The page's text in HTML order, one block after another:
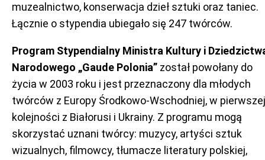
muzealnictwo, konserwacja dzieł sztuki oraz taniec.
Łącznie o stypendia ubiegało się 247 twórców.
Program Stypendialny Ministra Kultury i
Narodowego „Gaude Polonia” został powołany do
życia w 2003 roku i jest przeznaczony dla młodych
twórców z Europy Środkowo-Wschodniej, w pierwszej
kolejności z Białorusi i Ukrainy. Z programu mogą
skorzystać uznani twórcy: muzycy, artyści sztuk
wizualnych, filmowcy, tłumacze literatury polskiej,